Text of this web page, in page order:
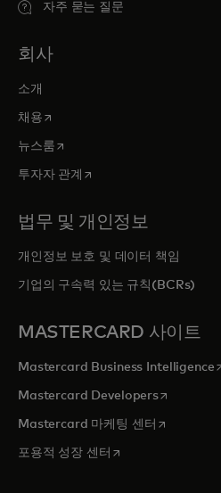
자주 묻는 질문
회사
소개
채용새 탭에서 열림
뉴스룸새 탭에서 열림
투자자 관계 새 탭에서 열림
법무 및 개인정보
개인정보 보호 및 데이터 책임
기업의 구속력 있는 규칙(BCRs)
MASTERCARD 사이트
Mastercard Business Intelligence
Mastercard Developers새 탭에서
Mastercard 마케팅 센터 새 탭에서
포용적 성장 센터 새 탭에서 열림